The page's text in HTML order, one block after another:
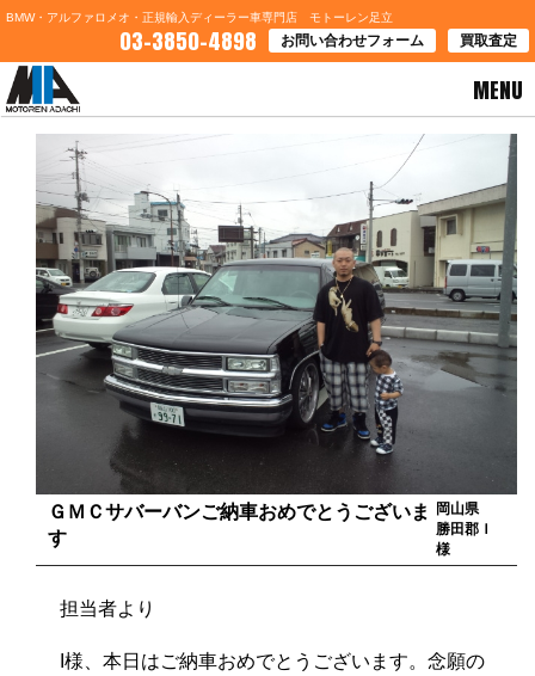
BMW・アルファロメオ・正規輸入ディーラー車専門店 モトーレン足立
03-3850-4898 お問い合わせフォーム 買取査定
MENU
HOME>お客様の声
ＧＭＣサバーバンご納車おめでとうございま
す
岡山県
勝田郡Ｉ
様
担当者より
I様、本日はご納車おめでとうございます。念願の